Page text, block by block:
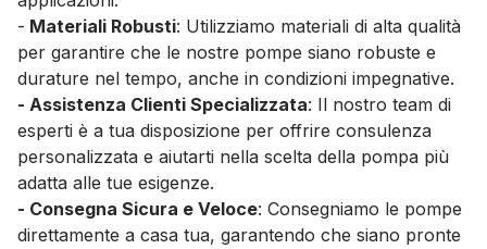
- Materiali Robusti: Utilizziamo materiali di alta qualità
per garantire che le nostre pompe siano robuste e
durature nel tempo, anche in condizioni impegnative.
- Assistenza Clienti Specializzata: Il nostro team di
esperti è a tua disposizione per offrire consulenza
personalizzata e aiutarti nella scelta della pompa più
adatta alle tue esigenze.
- Consegna Sicura e Veloce: Consegniamo le pompe
direttamente a casa tua, garantendo che siano pronte